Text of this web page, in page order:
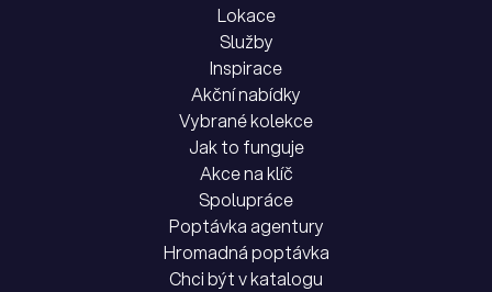
Lokace
Služby
Inspirace
Akční nabídky
Vybrané kolekce
Jak to funguje
Akce na klíč
Spolupráce
Poptávka agentury
Hromadná poptávka
Chci být v katalogu